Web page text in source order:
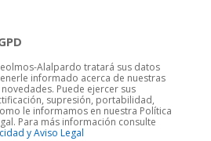
Alalpardo tratará sus datos
informado acerca de nuestras
Puede ejercer sus
supresión, portabilidad,
le informamos en nuestra Política
Para más información consulte
y Aviso Legal